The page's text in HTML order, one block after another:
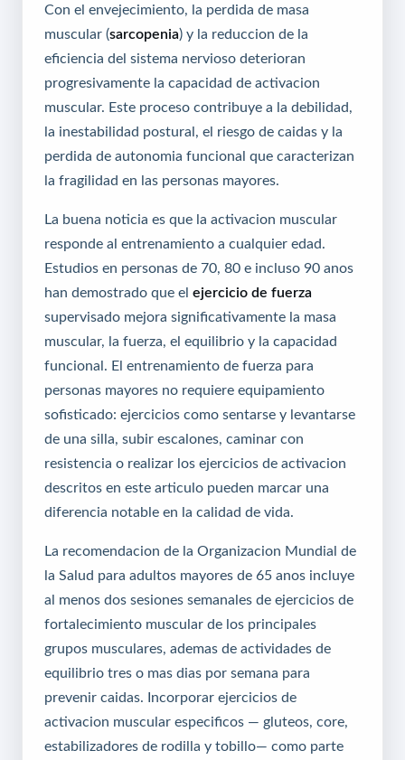
Con el envejecimiento, la perdida de masa
muscular (sarcopenia) y la reduccion de la
eficiencia del sistema nervioso deterioran
progresivamente la capacidad de activacion
muscular. Este proceso contribuye a la debilidad,
la inestabilidad postural, el riesgo de caidas y la
perdida de autonomia funcional que caracterizan
la fragilidad en las personas mayores.
La buena noticia es que la activacion muscular
responde al entrenamiento a cualquier edad.
Estudios en personas de 70, 80 e incluso 90 anos
han demostrado que el ejercicio de fuerza
supervisado mejora significativamente la masa
muscular, la fuerza, el equilibrio y la capacidad
funcional. El entrenamiento de fuerza para
personas mayores no requiere equipamiento
sofisticado: ejercicios como sentarse y levantarse
de una silla, subir escalones, caminar con
resistencia o realizar los ejercicios de activacion
descritos en este articulo pueden marcar una
diferencia notable en la calidad de vida.
La recomendacion de la Organizacion Mundial de
la Salud para adultos mayores de 65 anos incluye
al menos dos sesiones semanales de ejercicios de
fortalecimiento muscular de los principales
grupos musculares, ademas de actividades de
equilibrio tres o mas dias por semana para
prevenir caidas. Incorporar ejercicios de
activacion muscular especificos — gluteos, core,
estabilizadores de rodilla y tobillo— como parte